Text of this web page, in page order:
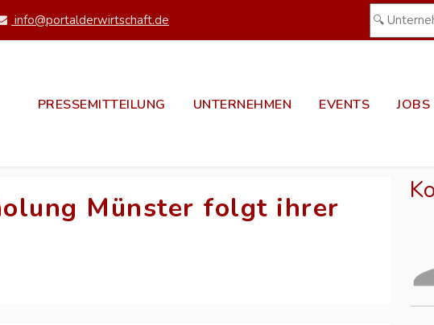
info@portalderwirtschaft.de
PRESSEMITTEILUNG UNTERNEHMEN EVENTS JOBS
Münster folgt ihrer